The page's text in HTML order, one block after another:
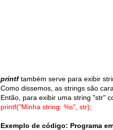
printftambém serve para exibir
Como dissemos, as strings são
Então, para exibir uma string "str"
printf("Minha string: %s", str);
Exemplo de código: Programa